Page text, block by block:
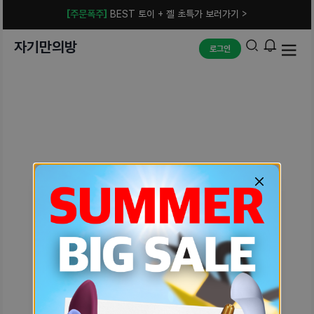
[주문폭주] BEST 토이 + 젤 초특가 보러가기 >
자기만의방 로그인
예상치 못한 에러입니다.